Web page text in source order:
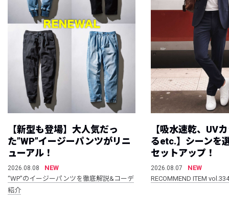
【新型も登場】大人気だっ
た”WP”イージーパンツがリニ
ューアル！
2026.08.08
NEW
“WP”のイージーパンツを徹底解説&コーデ
紹介
【吸水速乾、UV
るetc.】シーンを
セットアップ！
2026.08.07
NEW
RECOMMEND ITEM vol.334